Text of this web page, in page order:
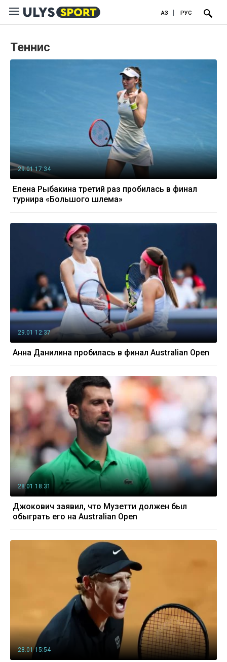
ҚАЗ РУС
Теннис
29.01 17:34
Елена Рыбакина третий раз пробилась в финал
турнира «Большого шлема»
29.01 12:37
Анна Данилина пробилась в финал Australian Open
28.01 18:31
Джокович заявил, что Музетти должен был
обыграть его на Australian Open
28.01 15:54